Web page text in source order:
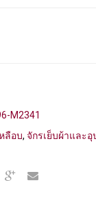
M2341
ลือบ, จักรเย็บผ้าและ